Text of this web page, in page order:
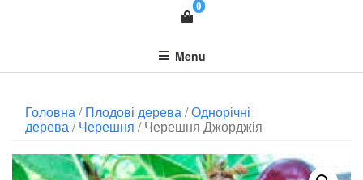
0
Menu
Головна/Плодові дерева/Однорічні
дерева/Черешня / Черешня Джорджія